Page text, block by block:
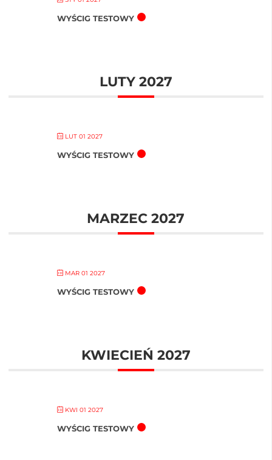
WYŚCIG TESTOWY
LUTY 2027
LUT 01 2027
WYŚCIG TESTOWY
MARZEC 2027
MAR 01 2027
WYŚCIG TESTOWY
KWIECIEŃ 2027
KWI 01 2027
WYŚCIG TESTOWY